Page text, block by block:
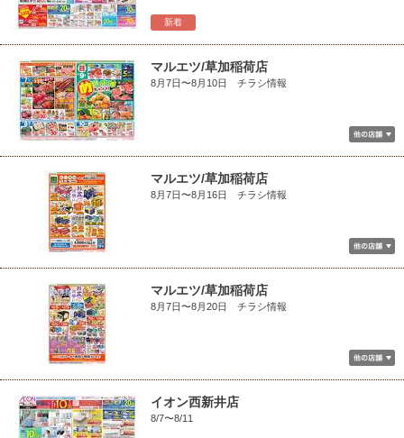
新着
マルエツ/草加稲荷店
8月7日〜8月10日 チラシ情報
マルエツ/草加稲荷店
8月7日〜8月16日 チラシ情報
マルエツ/草加稲荷店
8月7日〜8月20日 チラシ情報
イオン西新井店
8/7〜8/11